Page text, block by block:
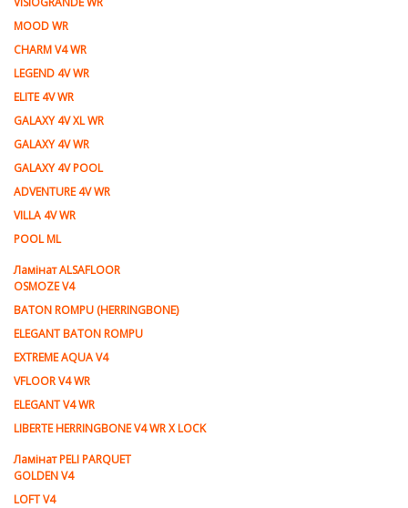
MOOD WR
CHARM V4 WR
LEGEND 4V WR
ELITE 4V WR
GALAXY 4V XL WR
GALAXY 4V WR
GALAXY 4V POOL
ADVENTURE 4V WR
VILLA 4V WR
POOL ML
Ламiнат ALSAFLOOR
OSMOZE V4
BATON ROMPU (HERRINGBONE)
ELEGANT BATON ROMPU
EXTREME AQUA V4
VFLOOR V4 WR
ELEGANT V4 WR
LIBERTE HERRINGBONE V4 WR X LOCK
Ламiнат PELI PARQUET
GOLDEN V4
LOFT V4